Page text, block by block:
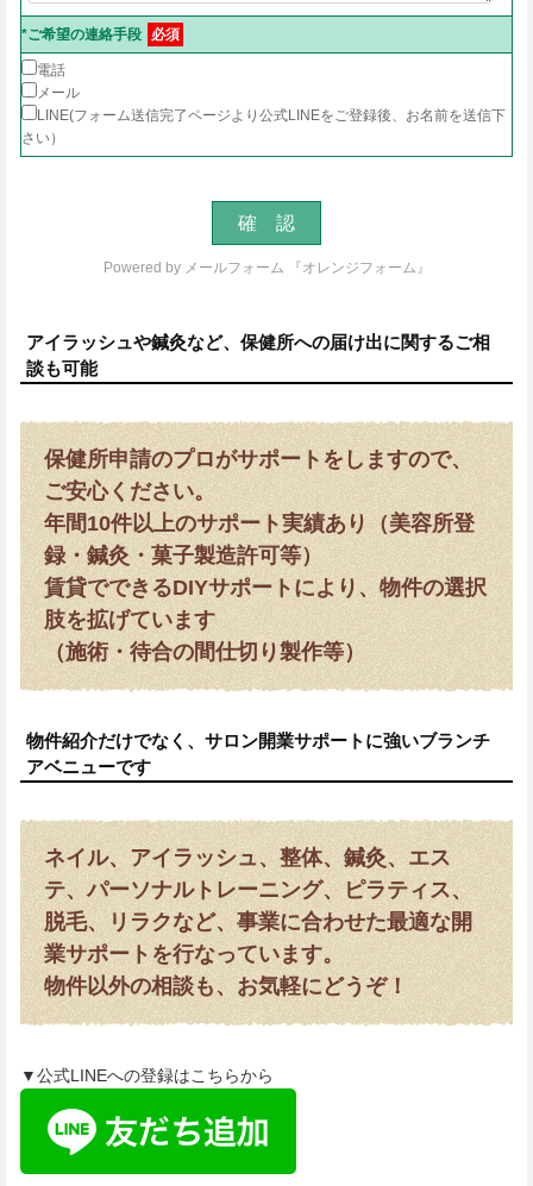
*ご希望の連絡手段 必須
電話
メール
LINE(フォーム送信完了ページより公式LINEをご登録後、お名前を送信下
さい）
Powered by メールフォーム 『オレンジフォーム』
アイラッシュや鍼灸など、保健所への届け出に関するご相
談も可能
保健所申請のプロがサポートをしますので、
ご安心ください。
年間10件以上のサポート実績あり（美容所登
録・鍼灸・菓子製造許可等）
賃貸でできるDIYサポートにより、物件の選択
肢を拡げています
（施術・待合の間仕切り製作等）
物件紹介だけでなく、サロン開業サポートに強いブランチ
アベニューです
ネイル、アイラッシュ、整体、鍼灸、エス
テ、パーソナルトレーニング、ピラティス、
脱毛、リラクなど、事業に合わせた最適な開
業サポートを行なっています。
物件以外の相談も、お気軽にどうぞ！
▼公式LINEへの登録はこちらから